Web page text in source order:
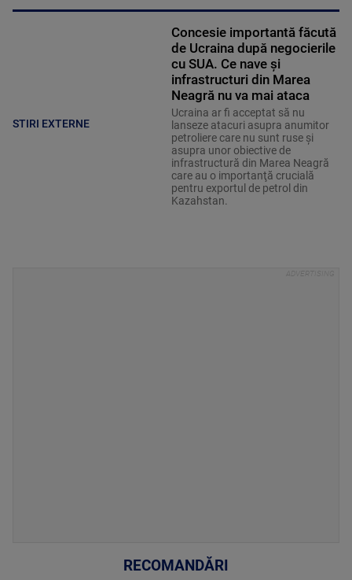
STIRI EXTERNE
Concesie importantă făcută
de Ucraina după negocierile
cu SUA. Ce nave şi
infrastructuri din Marea
Neagră nu va mai ataca
Ucraina ar fi acceptat să nu
lanseze atacuri asupra anumitor
petroliere care nu sunt ruse şi
asupra unor obiective de
infrastructură din Marea Neagră
care au o importanţă crucială
pentru exportul de petrol din
Kazahstan.
RECOMANDĂRI